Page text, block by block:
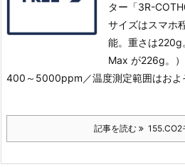
ター「3R-
サイズはスマホ
能。重さは220g
Max が226g。）
400～5000ppm／温度測定範囲はおよ
記事を読む 155.CO2